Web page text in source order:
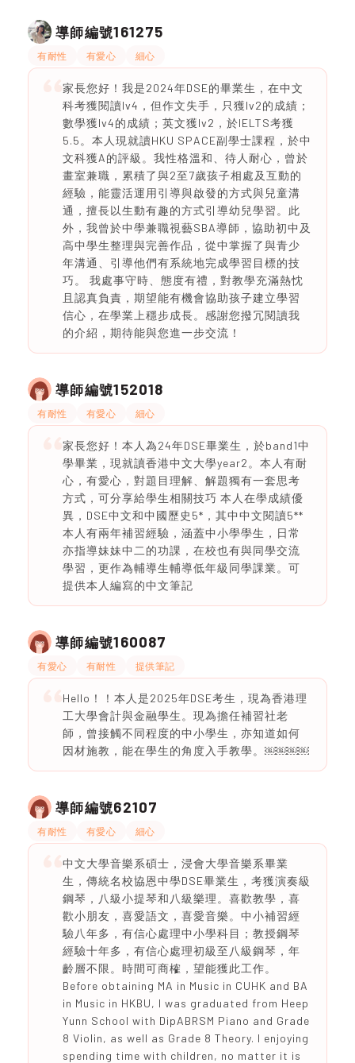
導師編號161275
有耐性 有愛心 細心
家長您好！我是2024年DSE的畢業生，在中文
科考獲閱讀lv4，但作文失手，只獲lv2的成績；
數學獲lv4的成績；英文獲lv2，於IELTS考獲
5.5。本人現就讀HKU SPACE副學士課程，於中
文科獲A的評級。我性格溫和、待人耐心，曾於
畫室兼職，累積了與2至7歲孩子相處及互動的
經驗，能靈活運用引導與啟發的方式與兒童溝
通，擅長以生動有趣的方式引導幼兒學習。此
外，我曾於中學兼職視藝SBA導師，協助初中及
高中學生整理與完善作品，從中掌握了與青少
年溝通、引導他們有系統地完成學習目標的技
巧。 我處事守時、態度有禮，對教學充滿熱忱
且認真負責，期望能有機會協助孩子建立學習
信心，在學業上穩步成長。感謝您撥冗閱讀我
的介紹，期待能與您進一步交流！
導師編號152018
有耐性 有愛心 細心
家長您好！本人為24年DSE畢業生，於band1中
學畢業，現就讀香港中文大學year2。本人有耐
心，有愛心，對題目理解、解題獨有一套思考
方式，可分享給學生相關技巧 本人在學成績優
異，DSE中文和中國歷史5*，其中中文閱讀5**
本人有兩年補習經驗，涵蓋中小學學生，日常
亦指導妹妹中二的功課，在校也有與同學交流
學習，更作為輔導生輔導低年級同學課業。可
提供本人編寫的中文筆記
導師編號160087
有愛心 有耐性 提供筆記
Hello！！本人是2025年DSE考生，現為香港理
工大學會計與金融學生。現為擔任補習社老
師，曾接觸不同程度的中小學生，亦知道如何
因材施教，能在學生的角度入手教學。￼￼￼￼
導師編號62107
有耐性 有愛心 細心
中文大學音樂系碩士，浸會大學音樂系畢業
生，傳統名校協恩中學DSE畢業生，考獲演奏級
鋼琴，八級小提琴和八級樂理。喜歡教學，喜
歡小朋友，喜愛語文，喜愛音樂。中小補習經
驗八年多，有信心處理中小學科目；教授鋼琴
經驗十年多，有信心處理初級至八級鋼琴，年
齡層不限。時間可商榷，望能獲此工作。
Before obtaining MA in Music in CUHK and BA
in Music in HKBU, I was graduated from Heep
Yunn School with DipABRSM Piano and Grade
8 Violin, as well as Grade 8 Theory. I enjoying
spending time with children, no matter it is